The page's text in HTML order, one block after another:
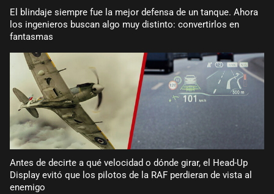
El blindaje siempre fue la mejor defensa de un tanque. Ahora
los ingenieros buscan algo muy distinto: convertirlos en
fantasmas
Antes de decirte a qué velocidad o dónde girar, el Head-Up
Display evitó que los pilotos de la RAF perdieran de vista al
enemigo